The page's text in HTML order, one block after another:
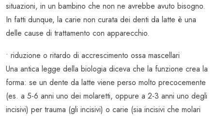
situazioni, in un bambino che non ne avrebbe avuto bisogno.
In fatti dunque, la carie non curata dei denti da latte è una
delle cause di trattamento con apparecchio.
• riduzione o ritardo di accrescimento ossa mascellari
Una antica legge della biologia diceva che la funzione crea la
forma: se un dente da latte viene perso molto precocemente
(es. a 5-6 anni uno dei molaretti, oppure a 2-3 anni uno degli
incisivi) per trauma (gli incisivi) o carie (sia incisivi che molari